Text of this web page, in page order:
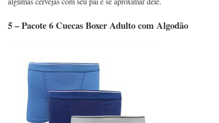
5 – Pacote 6 Cuecas Boxer Adulto com Algodão